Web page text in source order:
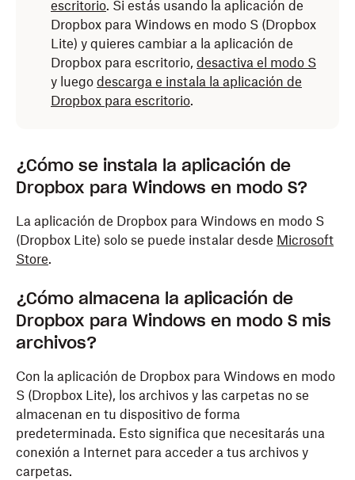
escritorio. Si estás usando la aplicación de
Dropbox para Windows en modo S (Dropbox
Lite) y quieres cambiar a la aplicación de
Dropbox para escritorio, desactiva el modo S
y luego descarga e instala la aplicación de
Dropbox para escritorio.
¿Cómo se instala la aplicación de
Dropbox para Windows en modo S?
La aplicación de Dropbox para Windows en modo S
(Dropbox Lite) solo se puede instalar desde Microsoft
Store.
¿Cómo almacena la aplicación de
Dropbox para Windows en modo S mis
archivos?
Con la aplicación de Dropbox para Windows en modo
S (Dropbox Lite), los archivos y las carpetas no se
almacenan en tu dispositivo de forma
predeterminada. Esto significa que necesitarás una
conexión a Internet para acceder a tus archivos y
carpetas.